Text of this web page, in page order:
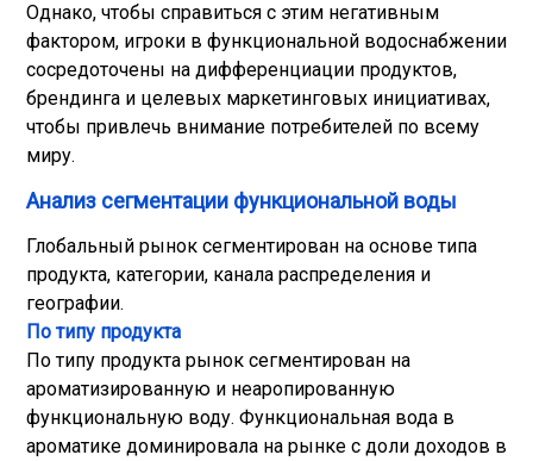
Однако, чтобы справиться с этим негативным
фактором, игроки в функциональной водоснабжении
сосредоточены на дифференциации продуктов,
брендинга и целевых маркетинговых инициативах,
чтобы привлечь внимание потребителей по всему
миру.
Анализ сегментации функциональной воды
Глобальный рынок сегментирован на основе типа
продукта, категории, канала распределения и
географии.
По типу продукта
По типу продукта рынок сегментирован на
ароматизированную и неаропированную
функциональную воду. Функциональная вода в
ароматике доминировала на рынке с доли доходов в